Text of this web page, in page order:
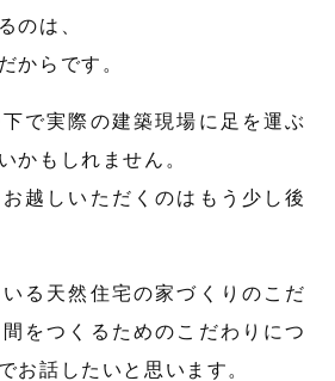
のは、
からです。
で実際の建築現場に足を運ぶ
かもしれません。
越しいただくのはもう少し後
る天然住宅の家づくりのこだ
をつくるためのこだわりにつ
お話したいと思います。